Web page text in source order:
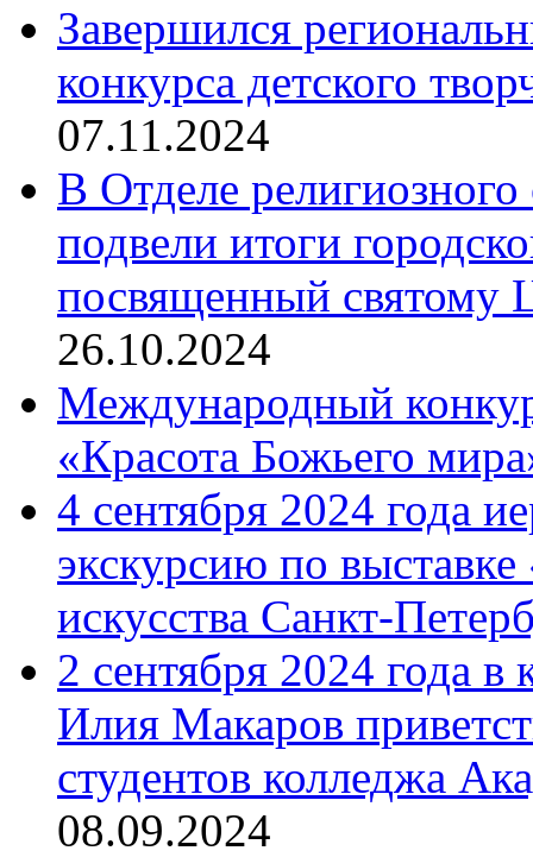
Завершился
конкурса детского
07.11.2024
В Отделе религиозного
подвели итоги
посвященный святому
26.10.2024
Международный
«Красота Божьего
4 сентября 2024 года
экскурсию по
искусства Санкт-
2 сентября 2024 года
Илия Макаров
студентов колледжа
08.09.2024